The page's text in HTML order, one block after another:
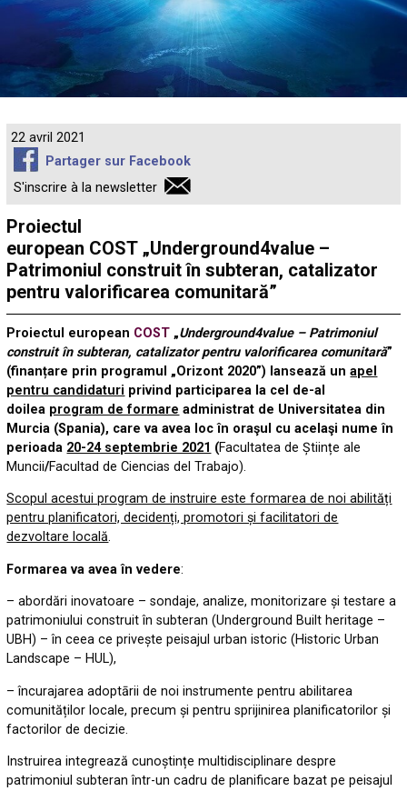
22 avril 2021
Partager sur Facebook
S'inscrire à la newsletter
Proiectul
european COST „Underground4value –
Patrimoniul construit în subteran, catalizator
pentru valorificarea comunitară”
Proiectul european COST „Underground4value – Patrimoniul
construit în subteran, catalizator pentru valorificarea comunitară”
(finanțare prin programul „Orizont 2020”) lansează unapel
pentru candidaturi privind participarea la cel de-al
doilea program de formare administrat de Universitatea din
Murcia (Spania), care va avea loc în oraşul cu acelaşi nume în
perioada 20-24 septembrie 2021 (Facultatea de Științe ale
Muncii/Facultad de Ciencias del Trabajo).
Scopul acestui program de instruire este formarea de noi abilități
pentru planificatori, decidenți, promotori și facilitatori de
dezvoltare locală.
Formarea va avea în vedere:
– abordări inovatoare – sondaje, analize, monitorizare și testare a
patrimoniului construit în subteran (Underground Built heritage –
UBH) – în ceea ce privește peisajul urban istoric (Historic Urban
Landscape – HUL),
– încurajarea adoptārii de noi instrumente pentru abilitarea
comunităților locale, precum și pentru sprijinirea planificatorilor și
factorilor de decizie.
Instruirea integrează cunoștințe multidisciplinare despre
patrimoniul subteran într-un cadru de planificare bazat pe peisajul